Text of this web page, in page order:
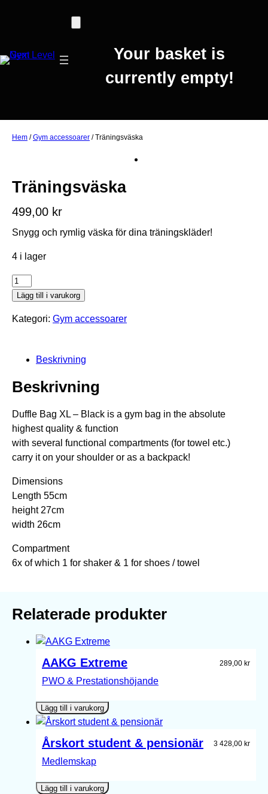
Your basket is
currently empty!
Hem /Gym accessoarer / Träningsväska
Träningsväska
499,00 kr
Snygg och rymlig väska för dina träningskläder!
4 i lager
T
r
n
s
v
ä
s
ä
n
g
d
Lägg till i varukorg
Kategori: Gym accessoarer
Beskrivning
Beskrivning
Duffle Bag XL – Black is a gym bag in the absolute
highest quality & function
with several functional compartments (for towel etc.)
carry it on your shoulder or as a backpack!
Dimensions
Length 55cm
height 27cm
width 26cm
Compartment
6x of which 1 for shaker & 1 for shoes / towel
Relaterade produkter
AAKG Extreme 289,00 kr
PWO & Prestationshöjande
Lägg till i varukorg
Årskort student & pensionär 3 428,00 kr
Medlemskap
Lägg till i varukorg